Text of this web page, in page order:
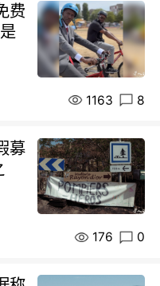
费
1163 8
募
176 0